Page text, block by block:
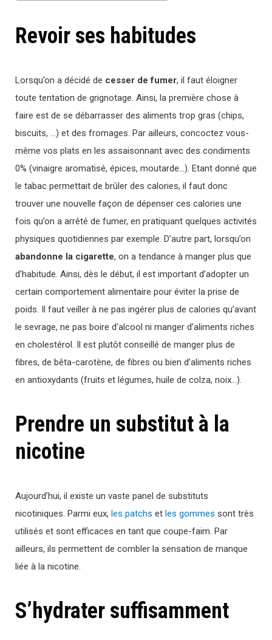
Revoir ses habitudes
Lorsqu’on a décidé de cesser de fumer, il faut éloigner
toute tentation de grignotage. Ainsi, la première chose à
faire est de se débarrasser des aliments trop gras (chips,
biscuits, …) et des fromages. Par ailleurs, concoctez vous-
même vos plats en les assaisonnant avec des condiments
0% (vinaigre aromatisé, épices, moutarde…). Etant donné que
le tabac permettait de brûler des calories, il faut donc
trouver une nouvelle façon de dépenser ces calories une
fois qu’on a arrêté de fumer, en pratiquant quelques activités
physiques quotidiennes par exemple. D’autre part, lorsqu’on
abandonne la cigarette, on a tendance à manger plus que
d’habitude. Ainsi, dès le début, il est important d’adopter un
certain comportement alimentaire pour éviter la prise de
poids. Il faut veiller à ne pas ingérer plus de calories qu’avant
le sevrage, ne pas boire d’alcool ni manger d’aliments riches
en cholestérol. Il est plutôt conseillé de manger plus de
fibres, de bêta-carotène, de fibres ou bien d’aliments riches
en antioxydants (fruits et légumes, huile de colza, noix…).
Prendre un substitut à la
nicotine
Aujourd’hui, il existe un vaste panel de substituts
nicotiniques. Parmi eux, les patchs et les gommes sont très
utilisés et sont efficaces en tant que coupe-faim. Par
ailleurs, ils permettent de combler la sensation de manque
liée à la nicotine.
S’hydrater suffisamment